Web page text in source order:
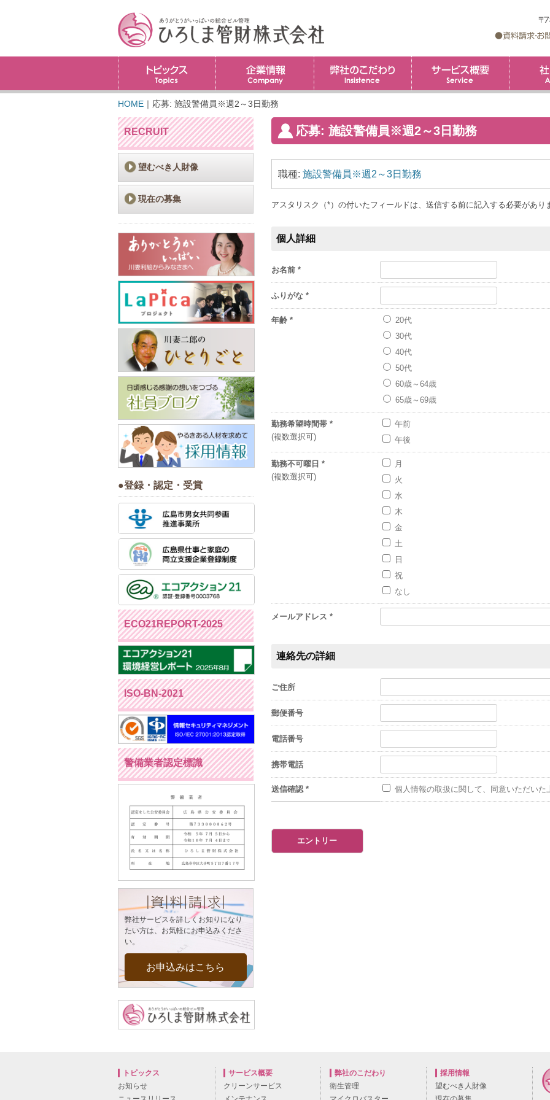
ツ
ッ
プ
企業情報
HOME ｜ 応募: 施設警備員※週2～3日勤務
応募: 施設警備員※週2～3日勤務
職種: 施設警備員※週2～3日勤務
アスタリスク（*）の付いたフィールドは、送信する前に記入する必要があり
個人詳細
お名前 *
ふりがな *
年齢 *
20代
30代
40代
50代
60歳～64歳
65歳～69歳
勤務希望時間帯 *
午前
午後
勤務不可曜日 *
月
火
水
木
金
土
日
祝
なし
メールアドレス *
連絡先の詳細
ご住所
郵便番号
電話番号
携帯電話
送信確認 * 個人情報の取扱に関して、同意いただいた
RECRUIT
望むべき人財像
現在の募集
●登録・認定・受賞
ECO21REPORT-2025
ISO-BN-2021
警備業者認定標識
弊社サービスを詳しくお知りになり
たい方は、お気軽にお申込みくださ
い。
お申込みはこちら
トピックス
お知らせ
サービス概要
クリーンサービス
弊社のこだわり
衛生管理
採用情報
望むべき人財像